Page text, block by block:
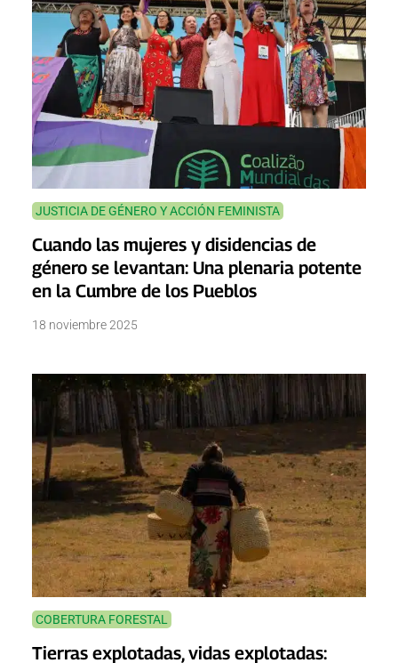
JUSTICIA DE GÉNERO Y ACCIÓN FEMINISTA
Cuando las mujeres y disidencias de
género se levantan: Una plenaria potente
en la Cumbre de los Pueblos
18 noviembre 2025
COBERTURA FORESTAL
Tierras explotadas, vidas explotadas: